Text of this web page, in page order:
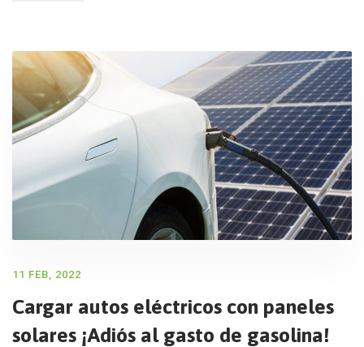
11 FEB, 2022
Cargar autos eléctricos con paneles
solares ¡Adiós al gasto de gasolina!